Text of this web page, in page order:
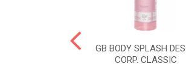
GB BODY SPLASH
CORP. CLASSIC